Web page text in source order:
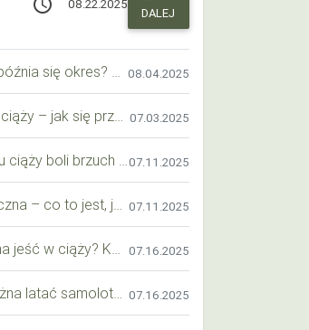
access_time 08.22.2025
DALEJ
08.04.2025
07.03.2025
07.11.2025
07.11.2025
07.16.2025
07.16.2025